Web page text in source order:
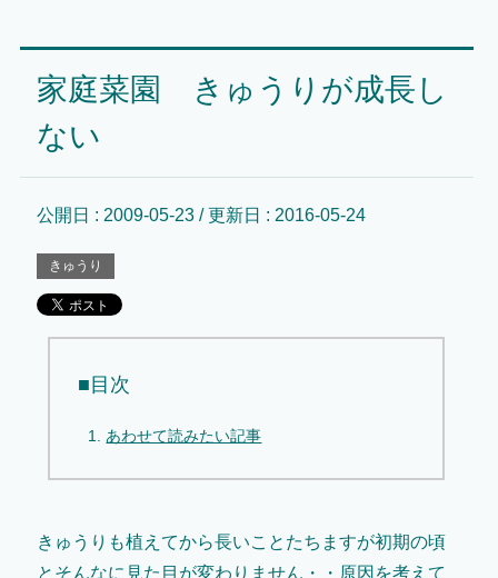
家庭菜園 きゅうりが成長し
ない
公開日 : 2009-05-23/ 更新日 : 2016-05-24
きゅうり
■目次
あわせて読みたい記事
きゅうりも植えてから長いことたちますが初期の頃
とそんなに見た目が変わりません・・原因を考えて